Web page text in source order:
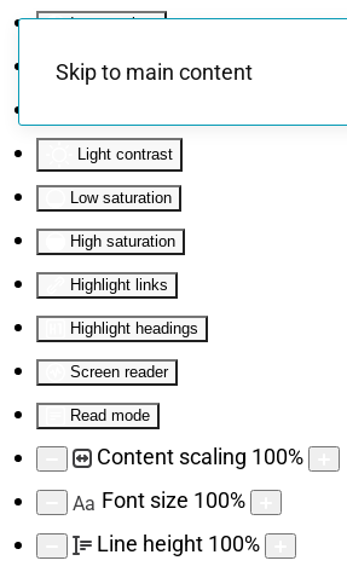
Invert colors
Monochrome
Light contrast
Low saturation
High saturation
Highlight links
Highlight headings
Screen reader
Read mode
Content scaling 100%
Aa Font size 100%
Line height 100%
Skip to main content